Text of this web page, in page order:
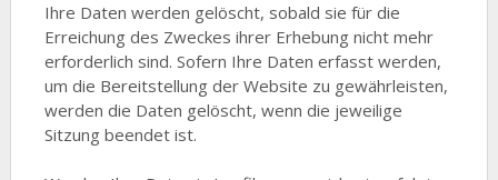
Ihre Daten werden gelöscht, sobald sie für die
Erreichung des Zweckes ihrer Erhebung nicht mehr
erforderlich sind. Sofern Ihre Daten erfasst werden,
um die Bereitstellung der Website zu gewährleisten,
werden die Daten gelöscht, wenn die jeweilige
Sitzung beendet ist.